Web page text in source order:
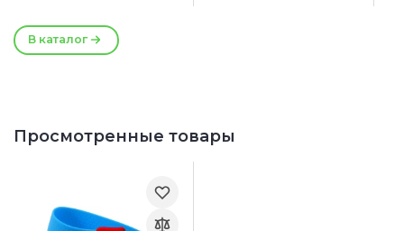
В каталог
Просмотренные товары